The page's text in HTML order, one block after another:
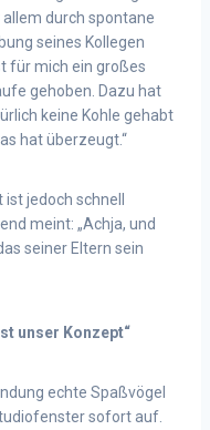
durch spontane
seines Kollegen
für mich ein großes
gehoben. Dazu hat
keine Kohle gehabt
hat überzeugt.“
jedoch schnell
meint: „Achja, und
seiner Eltern sein
unser Konzept“
echte Spaßvögel
sofort auf.